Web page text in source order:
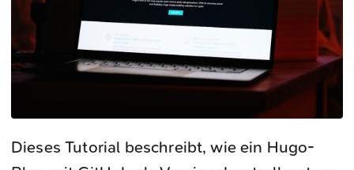
Dieses Tutorial beschreibt, wie ein Hugo-